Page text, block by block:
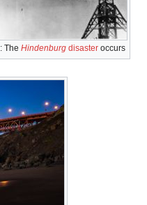
: The Hindenburg disaster occurs.